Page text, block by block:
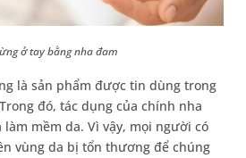
ở tay bằng nha đam
là sản phẩm được tin dùng trong
đó, tác dụng của chính nha
mềm da. Vì vậy, mọi người có
vùng da bị tổn thương để chúng